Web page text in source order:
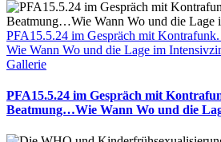
PFA15.5.24 im Gespräch mit
Wie Wann Wo und die Lage im
Gallerie
PFA15.5.24 im Gespräch mit
Beatmung…Wie Wann Wo und die